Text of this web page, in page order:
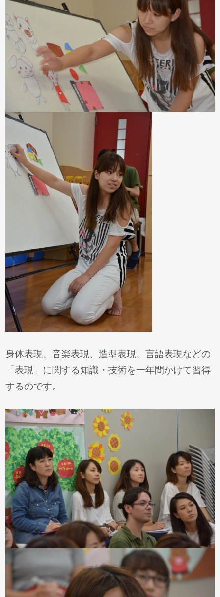
身体表現、音楽表現、造型表現、言語表現などの
「表現」に関する知識・技術を一年間かけて習得
するのです。